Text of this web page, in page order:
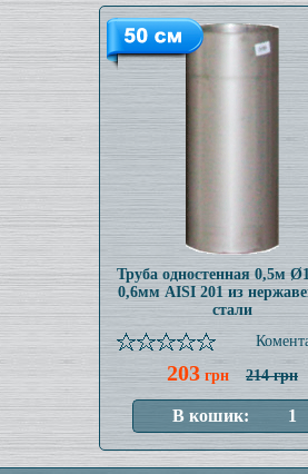
Труба одностенная 0,5м
0,6мм AISI 201 из
стали
203 грн 214 грн